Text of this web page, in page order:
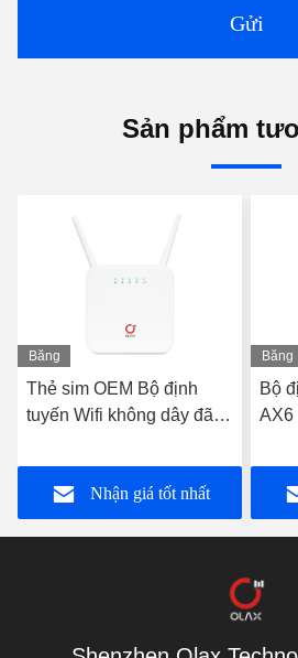
Gửi
Sản phẩm
Băng
hình
Thẻ sim OEM Bộ định
tuyến Wifi không dây đã
4G RJ45 PORT OLAX
AX6 PRONhận giá tốt nhất
Băng
hình
Bộ
AX6